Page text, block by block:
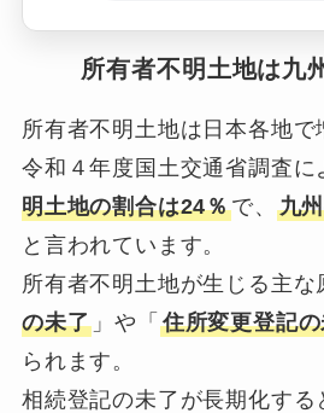
所有者不明土地は九
所有者不明土地は日本各地で
令和４年度国土交通省調査に
明土地の割合は24％で、 九
と言われています。
所有者不明土地が生じる主な
の未了 」や「 住所変更登記
られます。
相続登記の未了が長期化する